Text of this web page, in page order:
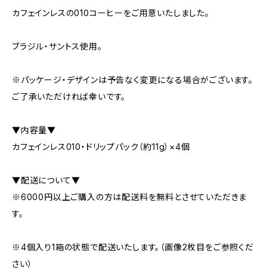
カフェインレスの010コーヒーをご用意いたしました。
ブラジル・サントス使用。
※パッケージ・デザインは予告なく変更になる場合がございます。
ご了承いただければ幸いです。
▼内容量▼
カフェインレス010・ドリップパック（約11g）×4個
▼配送について▼
※6000円以上ご購入の方は配送料を無料とさせていただきま
す。
※4個入り1箱の状態で配送いたします。（画像2枚目をご参照くだ
さい）